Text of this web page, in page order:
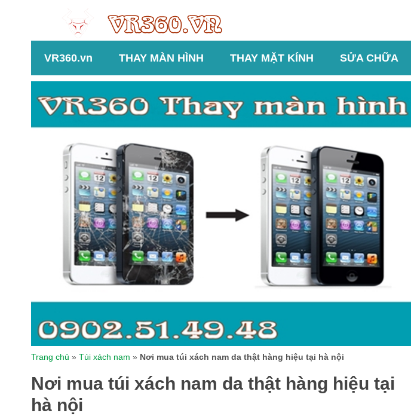
VR360.vn THAY MÀN HÌNH THAY MẶT KÍNH SỬA CHỮA
Trang chủ » Túi xách nam » Nơi mua túi xách nam da thật hàng hiệu tại hà nội
Nơi mua túi xách nam da thật hàng hiệu tại
hà nội